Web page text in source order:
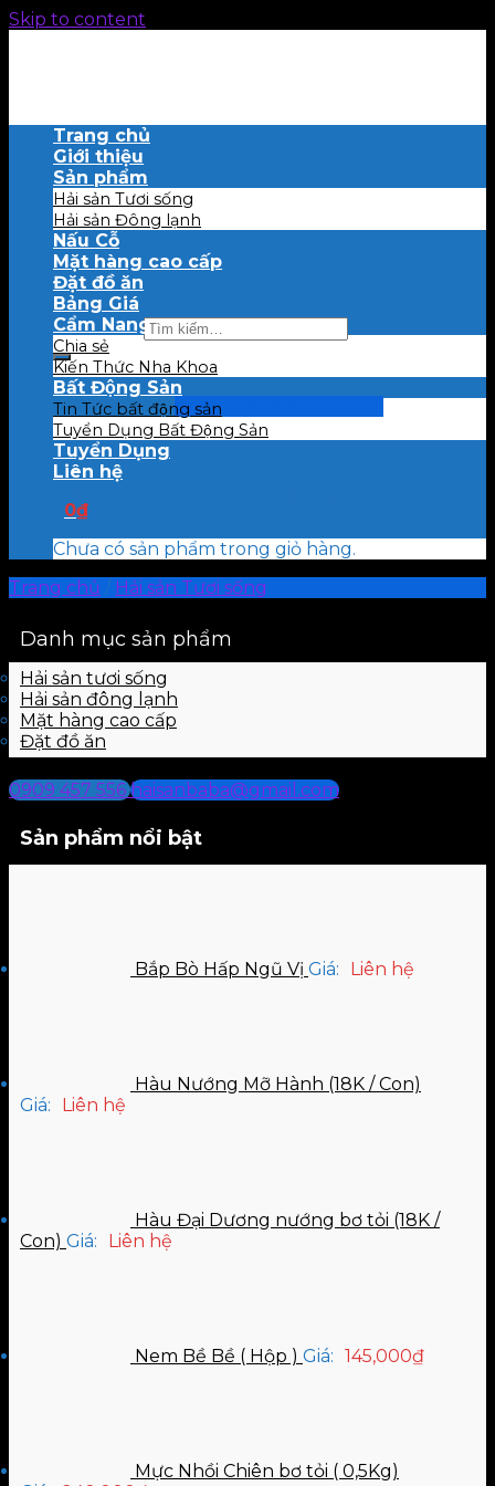
Skip to content
Tìm kiếm:
0909 457 556 haisanbaba@gmail.com
Giỏ hàng
Trang chủ
Giới thiệu
Sản phẩm
Hải sản Tươi sống
Hải sản Đông lạnh
Nấu Cỗ
Mặt hàng cao cấp
Đặt đồ ăn
Bảng Giá
Cẩm Nang
Chia sẻ
Kiến Thức Nha Khoa
Bất Động Sản
Tin Tức bất động sản
Tuyển Dụng Bất Động Sản
Tuyển Dụng
Liên hệ
0₫
Chưa có sản phẩm trong giỏ hàng.
Trang chủ / Hải sản Tươi sống
Danh mục sản phẩm
Hải sản tươi sống
Hải sản đông lạnh
Mặt hàng cao cấp
Đặt đồ ăn
0909 457 556 haisanbaba@gmail.com
Sản phẩm nổi bật
Bắp Bò Hấp Ngũ Vị Giá: Liên hệ
Hàu Nướng Mỡ Hành (18K / Con)
Giá:
Liên hệ
Hàu Đại Dương nướng bơ tỏi (18K /
Con) Giá: Liên hệ
Nem Bề Bề ( Hộp ) Giá: 145,000₫
Mực Nhồi Chiên bơ tỏi ( 0,5Kg)